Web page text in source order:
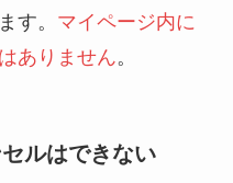
す。 マイページ内に
ありません。
ルはできない